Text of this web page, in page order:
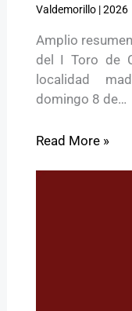
Valdemorillo|2026
Amplio
del I Toro de
localidad
domingo 8 de…
Read More »